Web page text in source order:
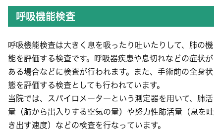
呼吸機能検査
呼吸機能検査は大きく息を吸ったり吐いたりして、肺の機
能を評価する検査です。呼吸器疾患や息切れなどの症状が
ある場合などに検査が行われます。また、手術前の全身状
態を評価する検査としても行われています。
当院では、スパイロメーターという測定器を用いて、肺活
量（肺から出入りする空気の量）や努力性肺活量（息を吐
き出す速度）などの検査を行なっています。